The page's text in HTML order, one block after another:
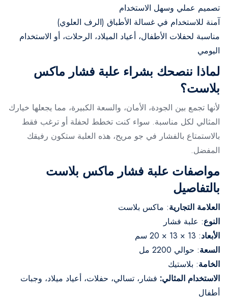
تصميم عملي وسهل الاستخدام
آمنة للاستخدام في غسالة الأطباق (الرف العلوي)
مناسبة لحفلات الأطفال، أعياد الميلاد، الرحلات، أو الاستخدام
اليومي
لماذا ننصحك بشراء علبة فشار ماكس
بلاست؟
لأنها تجمع بين الجودة، الأمان، والسعة الكبيرة، مما يجعلها خيارك
المثالي لكل مناسبة. سواء كنت تخطط لحفلة أو ترغب فقط
بالاستمتاع بالفشار في جو مريح، هذه العلبة ستكون رفيقك
المفضل.
مواصفات علبة فشار ماكس بلاست
بالتفاصيل
العلامة التجارية: ماكس بلاست
النوع: علبة فشار
الأبعاد: 13 × 13 × 20 سم
السعة: حوالي 2200 مل
الخامة: بلاستيك
الاستخدام المثالي: فشار، تسالي، حفلات، أعياد ميلاد، وجبات
أطفال